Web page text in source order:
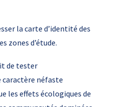
la carte d’identité des
zones d’étude.
de tester
néfaste
les effets écologiques de